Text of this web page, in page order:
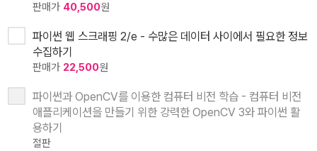
판매가 40,500원
파이썬 웹 스크래핑 2/e - 수많은 데이터 사이에서 필요한 정보
수집하기
판매가 22,500원
파이썬과 OpenCV를 이용한 컴퓨터 비전 학습 - 컴퓨터 비전
애플리케이션을 만들기 위한 강력한 OpenCV 3와 파이썬 활
용하기
절판